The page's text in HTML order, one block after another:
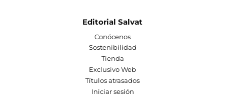
Editorial Salvat
Conócenos
Sostenibilidad
Tienda
Exclusivo Web
Títulos atrasados
Iniciar sesión